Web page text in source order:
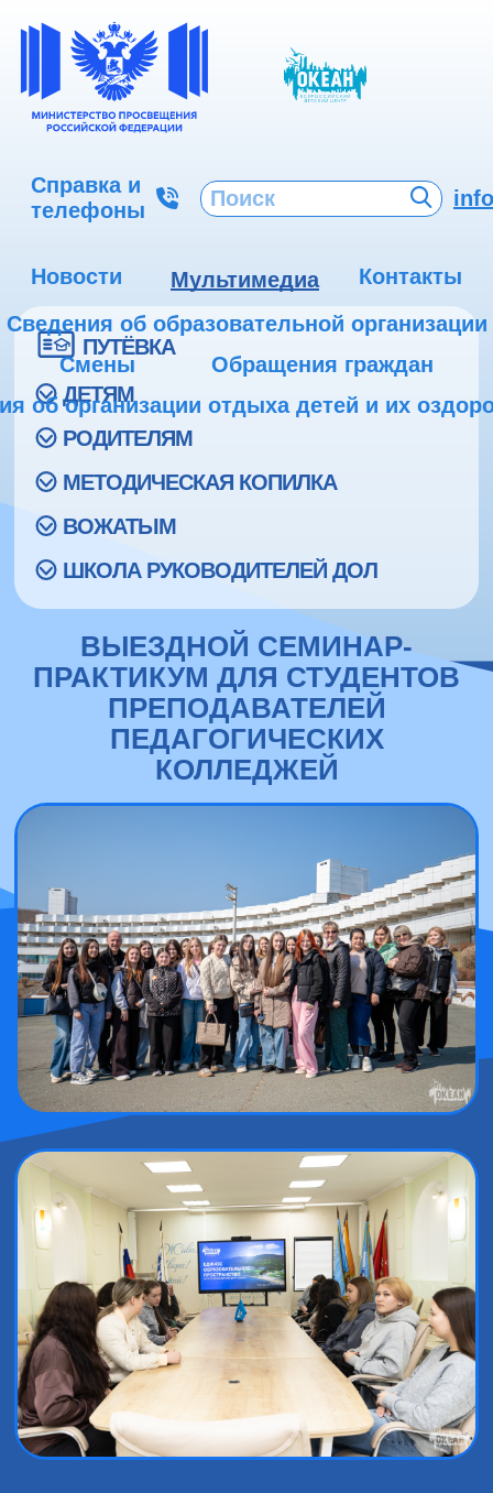
Справка и
телефоны
Новости Мультимедиа
Контакты
Сведения об образовательной организации
Смены
Обращения граждан
об организации отдыха детей и их
ПУТЁВКА
ДЕТЯМ
РОДИТЕЛЯМ
МЕТОДИЧЕСКАЯ КОПИЛКА
ВОЖАТЫМ
ШКОЛА РУКОВОДИТЕЛЕЙ ДОЛ
ВЫЕЗДНОЙ СЕМИНАР-
ПРАКТИКУМ ДЛЯ СТУДЕНТОВ
ПРЕПОДАВАТЕЛЕЙ
ПЕДАГОГИЧЕСКИХ
КОЛЛЕДЖЕЙ